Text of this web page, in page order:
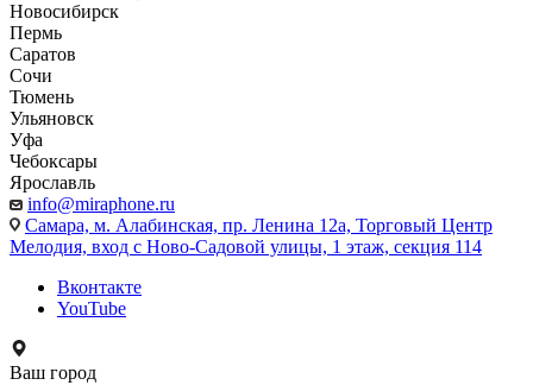
Новосибирск
Пермь
Саратов
Сочи
Тюмень
Ульяновск
Уфа
Чебоксары
Ярославль
info@miraphone.ru
Самара, м. Алабинская, пр. Ленина 12а, Торговый Центр
Мелодия, вход с Ново-Садовой улицы, 1 этаж, секция 114
Вконтакте
YouTube
Ваш город